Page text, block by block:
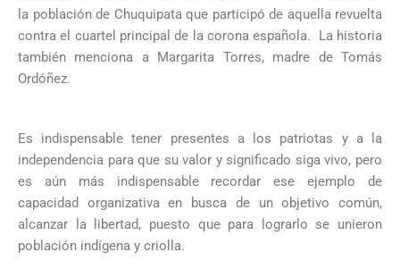
la población de Chuquipata que participó de aquella revuelta
contra el cuartel principal de la corona española. La historia
también menciona a Margarita Torres, madre de Tomás
Ordóñez.
Es indispensable tener presentes a los patriotas y a la
independencia para que su valor y significado siga vivo, pero
es aún más indispensable recordar ese ejemplo de
capacidad organizativa en busca de un objetivo común,
alcanzar la libertad, puesto que para lograrlo se unieron
población indígena y criolla.